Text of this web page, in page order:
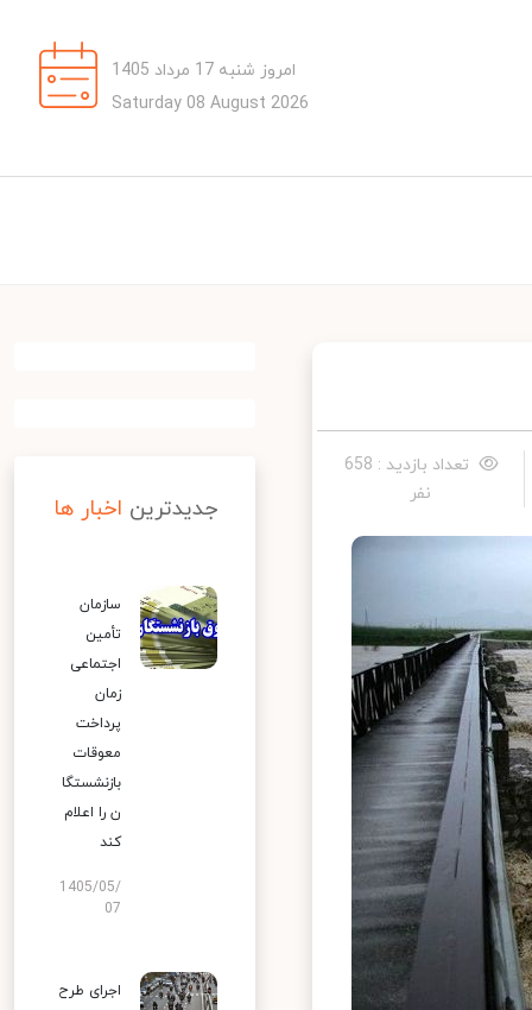
امروز شنبه 17 مرداد 1405
Saturday 08 August 2026
تعداد بازدید : 658
نفر
جدیدترین اخبار ها
سازمان
تأمین
اجتماعی
زمان
پرداخت
معوقات
بازنشستگا
ن را اعلام
کند
1405/05/
07
اجرای طرح